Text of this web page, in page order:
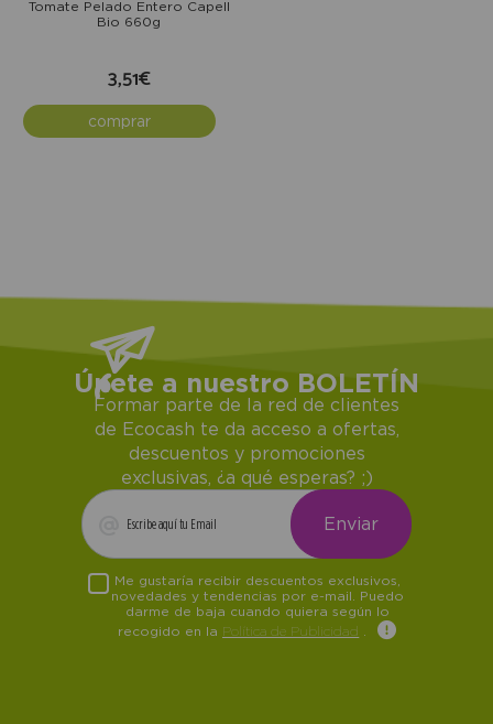
Tomate Pelado Entero Capell
Bio 660g
3,51€
comprar
Únete a nuestro BOLETÍN
Formar parte de la red de clientes
de Ecocash te da acceso a ofertas,
descuentos y promociones
exclusivas, ¿a qué esperas? ;)
Me gustaría recibir descuentos exclusivos,
novedades y tendencias por e-mail. Puedo
darme de baja cuando quiera según lo
recogido en la Política de Publicidad